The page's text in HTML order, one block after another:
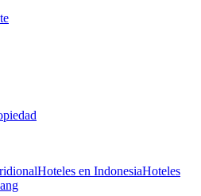
Hoteles en IndonesiaHoteles